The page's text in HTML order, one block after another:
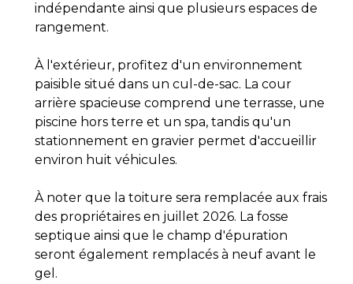
indépendante ainsi que plusieurs espaces de
rangement.
À l'extérieur, profitez d'un environnement
paisible situé dans un cul-de-sac. La cour
arrière spacieuse comprend une terrasse, une
piscine hors terre et un spa, tandis qu'un
stationnement en gravier permet d'accueillir
environ huit véhicules.
À noter que la toiture sera remplacée aux frais
des propriétaires en juillet 2026. La fosse
septique ainsi que le champ d'épuration
seront également remplacés à neuf avant le
gel.